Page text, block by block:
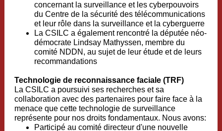
concernant la surveillance et les cyberpouvoirs
du Centre de la sécurité des télécommunications
et leur rôle dans la surveillance et la cyberguerre
La CSILC a également rencontré la députée néo-
démocrate Lindsay Mathyssen, membre du
comité NDDN, au sujet de leur étude et de leurs
recommandations
Technologie de reconnaissance faciale (TRF)
La CSILC a poursuivi ses recherches et sa
collaboration avec des partenaires pour faire face à la
menace que cette technologie de surveillance
représente pour nos droits fondamentaux. Nous avons:
Participé au comité directeur d'une nouvelle